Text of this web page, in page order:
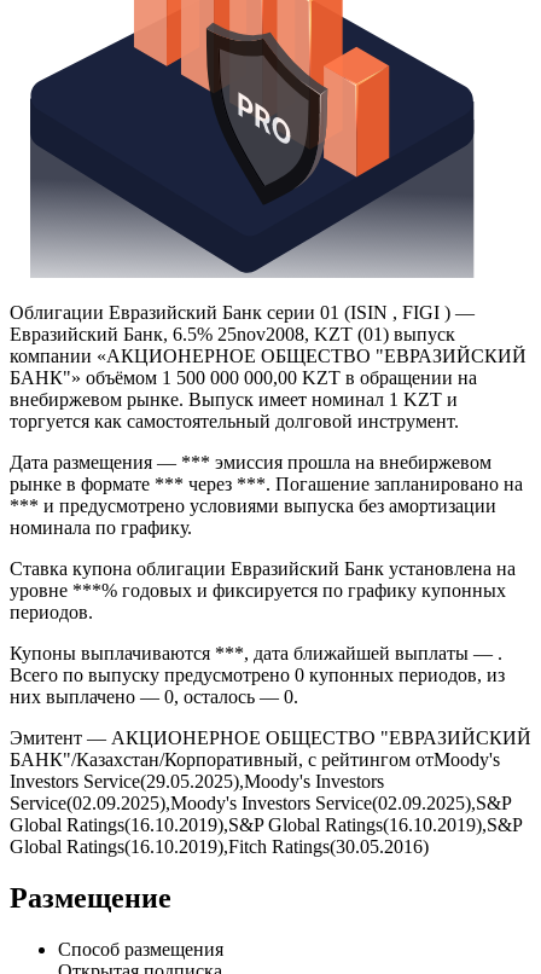
Облигации Евразийский Банк серии 01 (ISIN , FIGI ) —
Евразийский Банк, 6.5% 25nov2008, KZT (01) выпуск
компании «АКЦИОНЕРНОЕ ОБЩЕСТВО "ЕВРАЗИЙСКИЙ
БАНК"» объёмом 1 500 000 000,00 KZT в обращении на
внебиржевом рынке. Выпуск имеет номинал 1 KZT и
торгуется как самостоятельный долговой инструмент.
Дата размещения — *** эмиссия прошла на внебиржевом
рынке в формате *** через ***. Погашение запланировано на
*** и предусмотрено условиями выпуска без амортизации
номинала по графику.
Ставка купона облигации Евразийский Банк установлена на
уровне ***% годовых и фиксируется по графику купонных
периодов.
Купоны выплачиваются ***, дата ближайшей выплаты — .
Всего по выпуску предусмотрено 0 купонных периодов, из
них выплачено — 0, осталось — 0.
Эмитент — АКЦИОНЕРНОЕ ОБЩЕСТВО "ЕВРАЗИЙСКИЙ
БАНК"/Казахстан/Корпоративный, с рейтингом отMoody's
Investors Service(29.05.2025),Moody's Investors
Service(02.09.2025),Moody's Investors Service(02.09.2025),S&P
Global Ratings(16.10.2019),S&P Global Ratings(16.10.2019),S&P
Global Ratings(16.10.2019),Fitch Ratings(30.05.2016)
Размещение
Способ размещения